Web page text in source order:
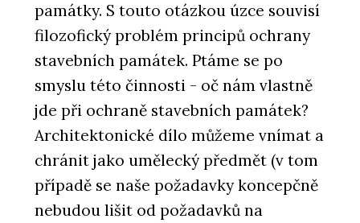
památky. S touto otázkou úzce souvisí
filozofický problém principů ochrany
stavebních památek. Ptáme se po
smyslu této činnosti - oč nám vlastně
jde při ochraně stavebních památek?
Architektonické dílo můžeme vnímat a
chránit jako umělecký předmět (v tom
případě se naše požadavky koncepčně
nebudou lišit od požadavků na